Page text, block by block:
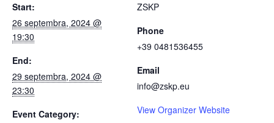
Start:
26 septembra, 2024 @
19:30
End:
29 septembra, 2024 @
23:30
Event Category:
ZSKP
Phone
+39 0481536455
Email
info@zskp.eu
View Organizer Website